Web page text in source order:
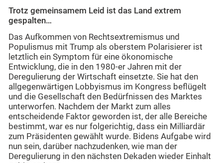
Trotz gemeinsamem Leid ist das Land extrem
gespalten…
Das Aufkommen von Rechtsextremismus und
Populismus mit Trump als oberstem Polarisierer ist
letztlich ein Symptom für eine ökonomische
Entwicklung, die in den 1980-er Jahren mit der
Deregulierung der Wirtschaft einsetzte. Sie hat den
allgegenwärtigen Lobbyismus im Kongress beflügelt
und die Gesellschaft den Bedürfnissen des Marktes
unterworfen. Nachdem der Markt zum alles
entscheidende Faktor geworden ist, der alle Bereiche
bestimmt, war es nur folgerichtig, dass ein Milliardär
zum Präsidenten gewählt wurde. Bidens Aufgabe wird
nun sein, darüber nachzudenken, wie man der
Deregulierung in den nächsten Dekaden wieder Einhalt